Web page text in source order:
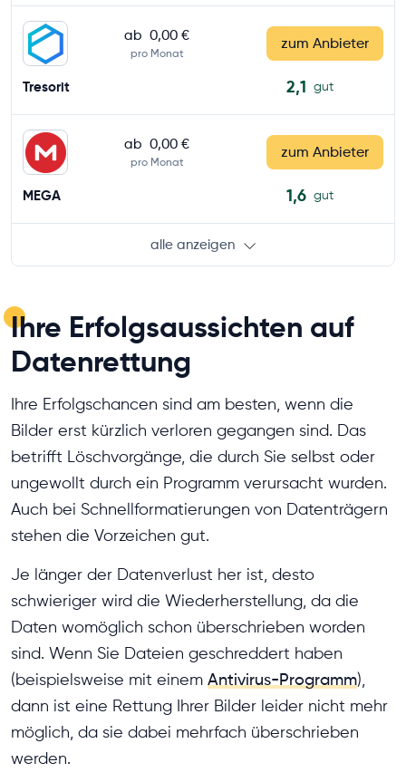
ab 0,00 €
pro Monat
zum Anbieter
Tresorit 2,1 gut
ab 0,00 €
pro Monat
zum Anbieter
MEGA 1,6 gut
alle anzeigen
Ihre Erfolgsaussichten auf
Datenrettung
Ihre Erfolgschancen sind am besten, wenn die
Bilder erst kürzlich verloren gegangen sind. Das
betrifft Löschvorgänge, die durch Sie selbst oder
ungewollt durch ein Programm verursacht wurden.
Auch bei Schnellformatierungen von Datenträgern
stehen die Vorzeichen gut.
Je länger der Datenverlust her ist, desto
schwieriger wird die Wiederherstellung, da die
Daten womöglich schon überschrieben worden
sind. Wenn Sie Dateien geschreddert haben
(beispielsweise mit einem Antivirus-Programm),
dann ist eine Rettung Ihrer Bilder leider nicht mehr
möglich, da sie dabei mehrfach überschrieben
werden.